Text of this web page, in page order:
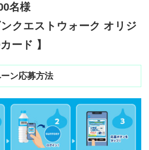
名様
ンクエストウォーク オリジ
ード 】
ン応募方法